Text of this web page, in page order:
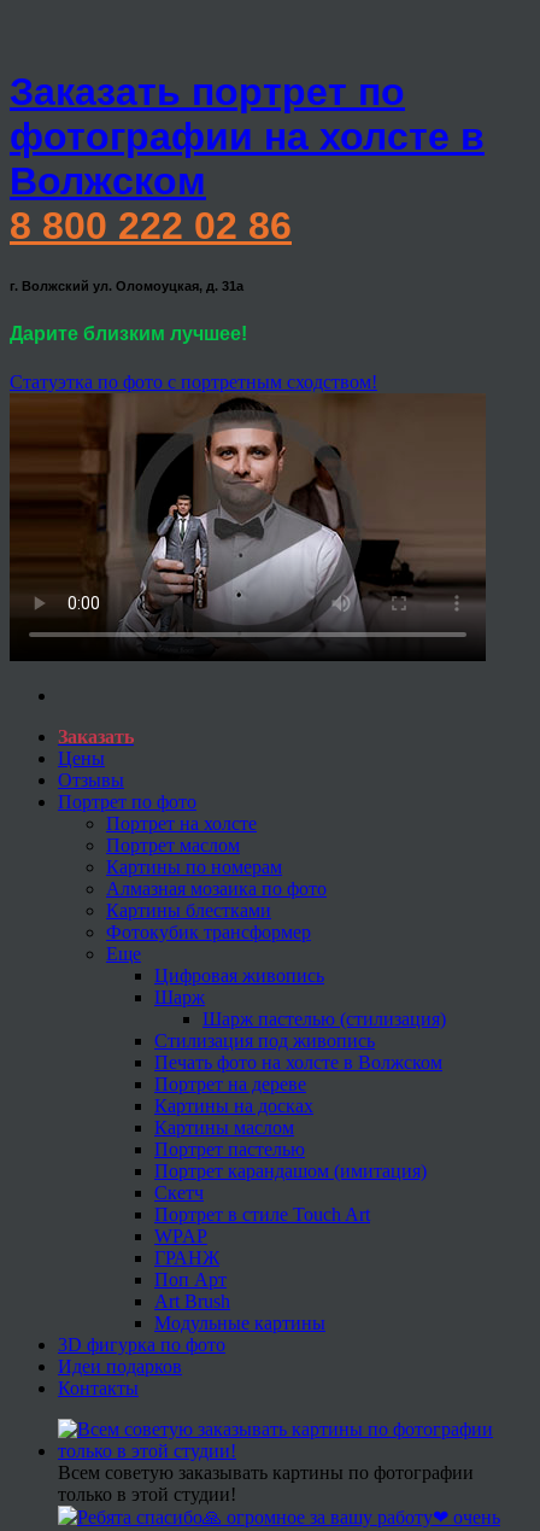
Заказать портрет по
фотографии на холсте в
Волжском
8 800 222 02 86
г. Волжский ул. Оломоуцкая, д. 31а
Дарите близким лучшее!
Статуэтка по фото с портретным сходством!
Заказать
Цены
Отзывы
Портрет по фото
Портрет на холсте
Портрет маслом
Картины по номерам
Алмазная мозаика по фото
Картины блестками
Фотокубик трансформер
Еще
Цифровая живопись
Шарж
Шарж пастелью (стилизация)
Стилизация под живопись
Печать фото на холсте в Волжском
Портрет на дереве
Картины на досках
Картины маслом
Портрет пастелью
Портрет карандашом (имитация)
Скетч
Портрет в стиле Touch Art
WPAP
ГРАНЖ
Поп Арт
Art Brush
Модульные картины
3D фигурка по фото
Идеи подарков
Контакты
Всем советую заказывать картины по фотографии
только в этой студии!